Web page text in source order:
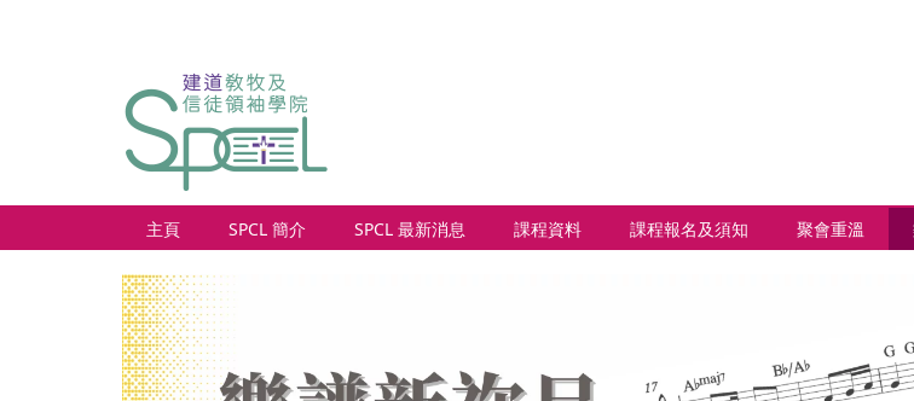
主頁 SPCL 簡介 SPCL 最新消息 課程資料 課程報名及須知 聚會重溫